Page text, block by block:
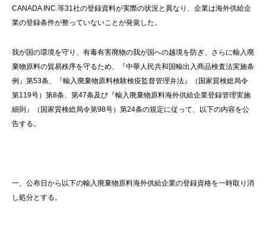
CANADA INC.等31社の登録資料が実際の状況と異なり、企業は海外供給企
業の登録条件が整っていないことが発覚した。
我が国の環境を守り、有毒有害廃物の我が国への越境を防ぎ、さらに輸入廃
棄物原料の貿易秩序を守るため、『中華人民共和国輸出入商品検査法実施条
例』第53条、『輸入廃棄物原料検験検疫監督管理弁法』（国家質検総局令
第119号）第8条、第47条及び『輸入廃棄物原料海外供給企業登録管理実施
細則』（国家質検総局令第98号）第24条の規定に従って、以下の内容を公
告する。
一、公布日から以下の輸入廃棄物原料海外供給企業の登録資格を一時取り消
し処分とする。